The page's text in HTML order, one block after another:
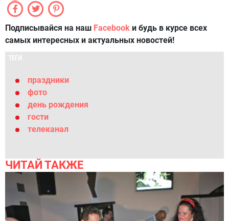
Подписывайся на наш Facebook и будь в курсе всех
самых интересных и актуальных новостей!
ТЕГИ
праздники
фото
день рождения
гости
телеканал
ЧИТАЙ ТАКЖЕ